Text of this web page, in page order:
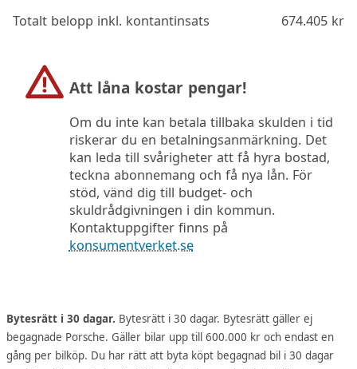
Totalt belopp inkl. kontantinsats
674.405kr
Att låna kostar pengar!
Om du inte kan betala tillbaka skulden i tid
riskerar du en betalningsanmärkning. Det
kan leda till svårigheter att få hyra bostad,
teckna abonnemang och få nya lån. För
stöd, vänd dig till budget- och
skuldrådgivningen i din kommun.
Kontaktuppgifter finns på
konsumentverket.se
Bytesrätt i 30 dagar. Bytesrätt i 30 dagar. Bytesrätt gäller ej
begagnade Porsche. Gäller bilar upp till 600.000 kr och endast en
gång per bilköp. Du har rätt att byta köpt begagnad bil i 30 dagar